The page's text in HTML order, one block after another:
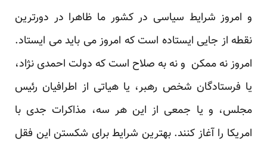
و امروز شرایط سیاسی در کشور ما ظاهرا در دورترین
نقطه از جایی ایستاده است که امروز می باید می ایستاد.
امروز نه ممکن و نه به صلاح است که دولت احمدی نژاد،
یا فرستادگان شخص رهبر، یا هیاتی از اطرافیان رئیس
مجلس، و یا جمعی از این هر سه، مذاکرات جدی با
امریکا را آغاز کنند. بهترین شرایط برای شکستن این فقل